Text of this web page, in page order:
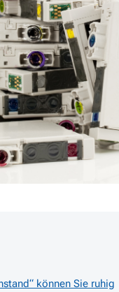
können Sie ruhig